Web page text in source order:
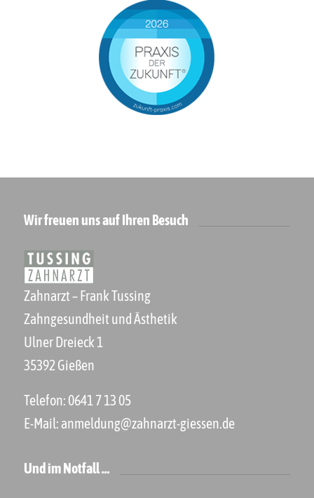
Wir freuen uns auf Ihren Besuch
Zahnarzt – Frank Tussing
Zahngesundheit und Ästhetik
Ulner Dreieck 1
35392 Gießen
Telefon: 0641 7 13 05
E-Mail: anmeldung@zahnarzt-giessen.de
Und im Notfall …